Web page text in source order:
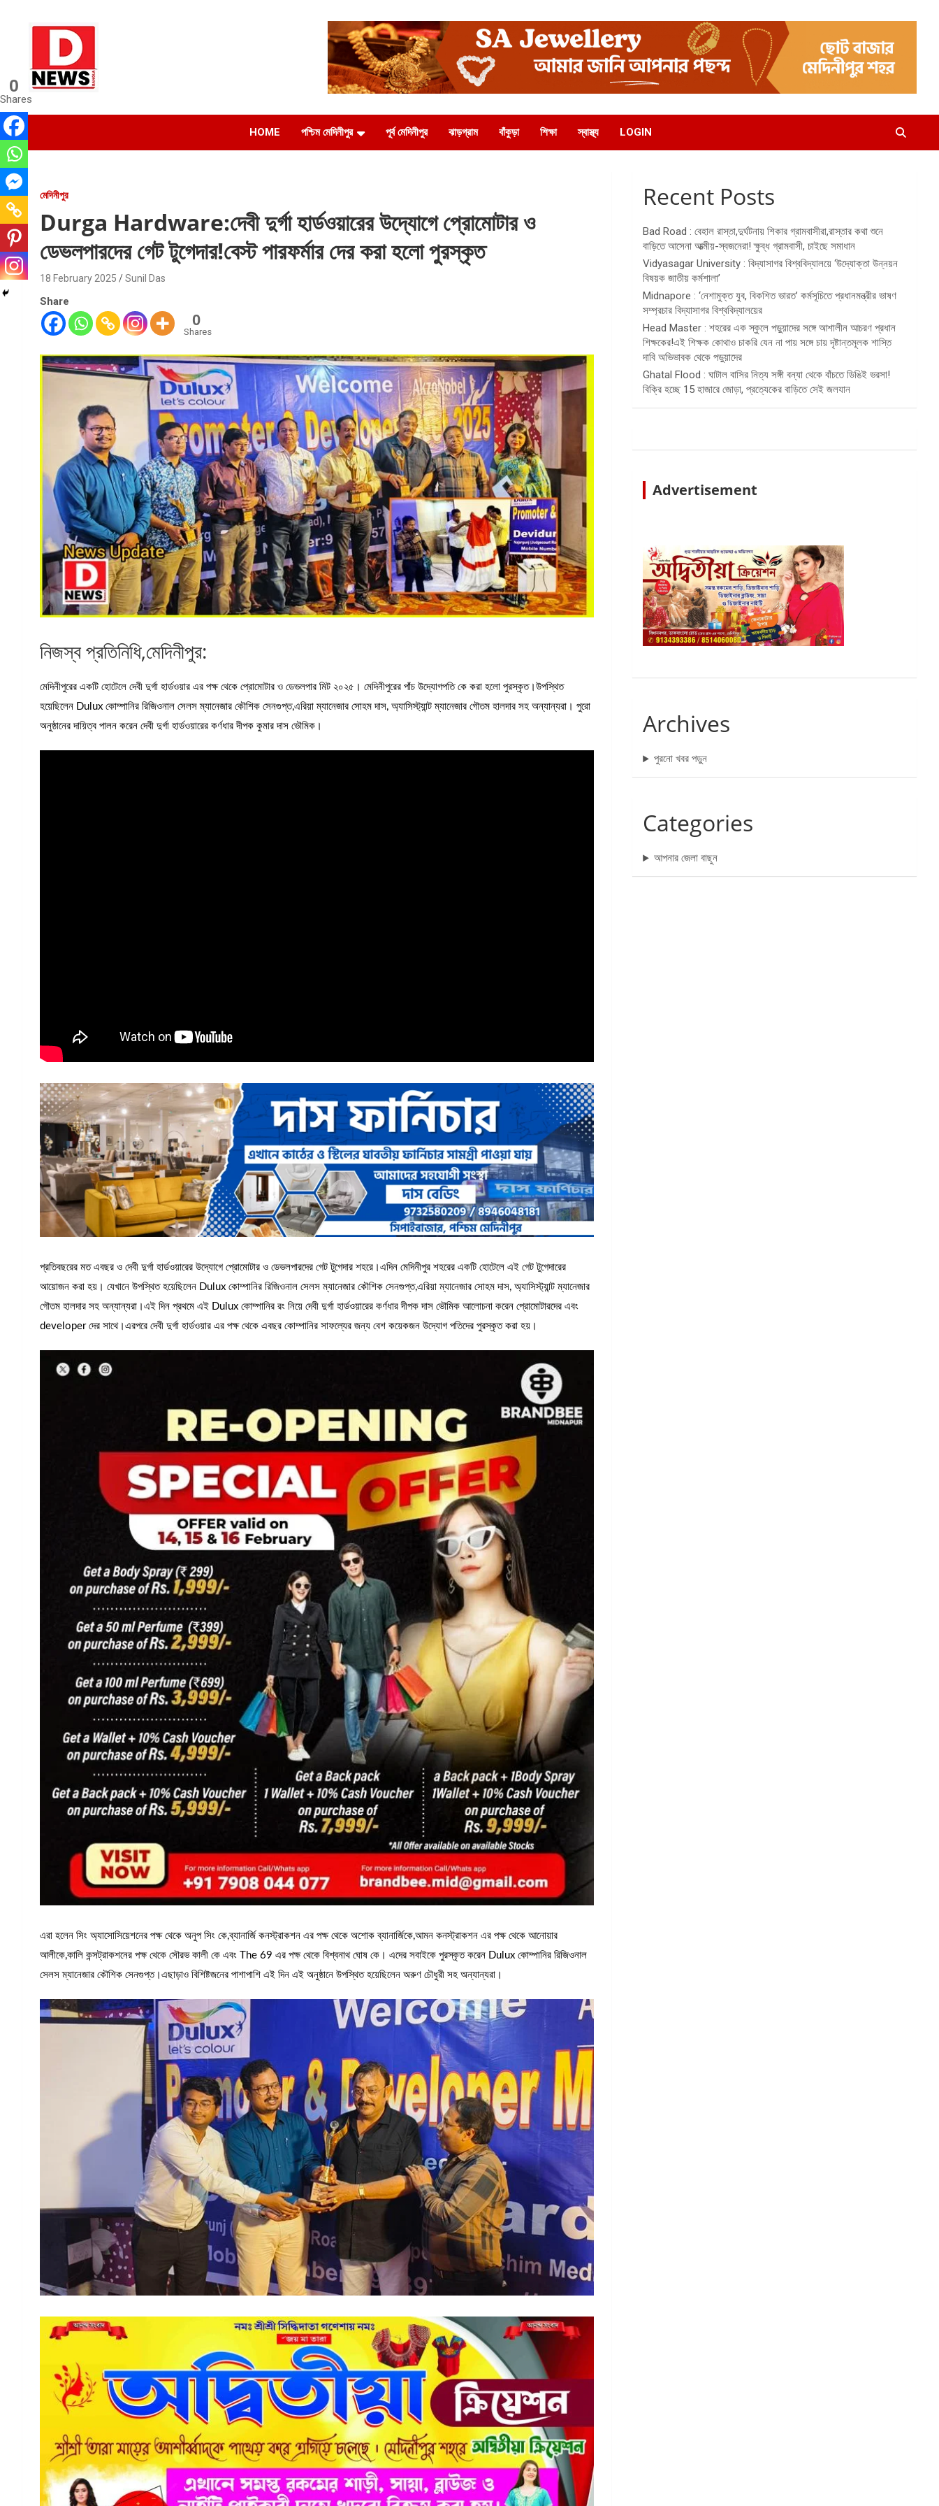
Dnews
#Medinipur #News #LatestBengali #NewsBangla
#Medinipur24X7News
HOME
পশ্চিম মেদিনীপুর পূর্ব মেদিনীপুর ঝাড়গ্রাম বাঁকুড়া শিক্ষা স্বাস্থ্য LOGIN
মেদিনীপুর
Durga Hardware:দেবী দুর্গা হার্ডওয়ারের উদ্যোগে প্রোমোটার ও
ডেভলপারদের গেট টুগেদার!বেস্ট পারফর্মার দের করা হলো পুরস্কৃত
18 February 2025 Sunil Das
Share
0
Shares
নিজস্ব প্রতিনিধি,মেদিনীপুর:
মেদিনীপুরের একটি হোটেলে দেবী দুর্গা হার্ডওয়ার এর পক্ষ থেকে প্রোমোটার ও ডেভলপার মিট ২০২৫। মেদিনীপুরের পাঁচ উদ্যোগপতি কে করা হলো পুরস্কৃত।উপস্থিত
হয়েছিলেন Dulux কোম্পানির রিজিওনাল সেলস ম্যানেজার কৌশিক সেনগুপ্ত,এরিয়া ম্যানেজার সোহম দাস, অ্যাসিস্ট্যান্ট ম্যানেজার গৌতম হালদার সহ অন্যান্যরা। পুরো
অনুষ্ঠানের দায়িত্ব পালন করেন দেবী দুর্গা হার্ডওয়ারের কর্ণধার দীপক কুমার দাস ভৌমিক।
প্রতিবছরের মত এবছর ও দেবী দুর্গা হার্ডওয়ারের উদ্যোগে প্রোমোটার ও ডেভলপারদের গেট টুগেদার শহরে।এদিন মেদিনীপুর শহরের একটি হোটেলে এই গেট টুগেদারের
আয়োজন করা হয়। যেখানে উপস্থিত হয়েছিলেন Dulux কোম্পানির রিজিওনাল সেলস ম্যানেজার কৌশিক সেনগুপ্ত,এরিয়া ম্যানেজার সোহম দাস, অ্যাসিস্ট্যান্ট ম্যানেজার
গৌতম হালদার সহ অন্যান্যরা।এই দিন প্রথমে এই Dulux কোম্পানির রং নিয়ে দেবী দুর্গা হার্ডওয়ারের কর্ণধার দীপক দাস ভৌমিক আলোচনা করেন প্রোমোটারদের এবং
developer দের সাথে।এরপরে দেবী দুর্গা হার্ডওয়ার এর পক্ষ থেকে এবছর কোম্পানির সাফল্যের জন্য বেশ কয়েকজন উদ্যোগ পতিদের পুরস্কৃত করা হয়।
এরা হলেন সিং অ্যাসোসিয়েশনের পক্ষ থেকে অনুপ সিং কে,ব্যানার্জি কনস্ট্রাকশন এর পক্ষ থেকে অশোক ব্যানার্জিকে,আমন কনস্ট্রাকশন এর পক্ষ থেকে আনোয়ার
আলীকে,কালি কন্সট্রাকশনের পক্ষ থেকে সৌরভ কালী কে এবং The 69 এর পক্ষ থেকে বিশ্বনাথ ঘোষ কে। এদের সবাইকে পুরস্কৃত করেন Dulux কোম্পানির রিজিওনাল
সেলস ম্যানেজার কৌশিক সেনগুপ্ত।এছাড়াও বিশিষ্টজনের পাশাপাশি এই দিন এই অনুষ্ঠানে উপস্থিত হয়েছিলেন অরুণ চৌধুরী সহ অন্যান্যরা।
0
Shares
Recent Posts
Bad Road : বেহাল রাস্তা,দুর্ঘটনায় শিকার গ্রামবাসীরা,রাস্তার কথা শুনে
বাড়িতে আসেনা আত্মীয়-স্বজনেরা! ক্ষুব্ধ গ্রামবাসী, চাইছে সমাধান
Vidyasagar University : বিদ্যাসাগর বিশ্ববিদ্যালয়ে ‘উদ্যোক্তা উন্নয়ন
বিষয়ক জাতীয় কর্মশালা’
Midnapore : ‘নেশামুক্ত যুব, বিকশিত ভারত’ কর্মসূচিতে প্রধানমন্ত্রীর ভাষণ
সম্প্রচার বিদ্যাসাগর বিশ্ববিদ্যালয়ের
Head Master : শহরের এক স্কুলে পড়ুয়াদের সঙ্গে আশালীন আচরণ প্রধান
শিক্ষকের!এই শিক্ষক কোথাও চাকরি যেন না পায় সঙ্গে চায় দৃষ্টান্তমূলক শাস্তি
দাবি অভিভাবক থেকে পড়ুয়াদের
Ghatal Flood : ঘাটাল বাসির নিত্য সঙ্গী বন্যা থেকে বাঁচতে ডিঙিই ভরসা!
বিক্রি হচ্ছে 15 হাজারে জোড়া, প্রত্যেকের বাড়িতে সেই জলযান
Advertisement
Archives
পুরনো খবর পড়ুন
Categories
আপনার জেলা বাছুন